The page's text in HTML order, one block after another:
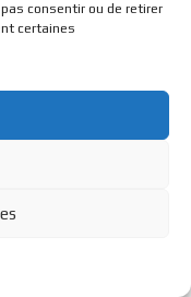
consentir ou de retirer
certaines
réservés